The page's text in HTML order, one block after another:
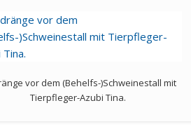
vor dem (Behelfs-)Schweinestall mit
Tierpfleger-Azubi Tina.